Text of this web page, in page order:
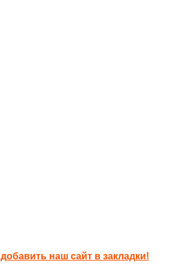
добавить наш сайт в закладки!